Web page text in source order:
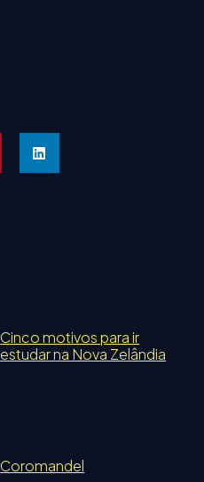
Cinco motivos para ir
estudar na Nova Zelândia
Coromandel